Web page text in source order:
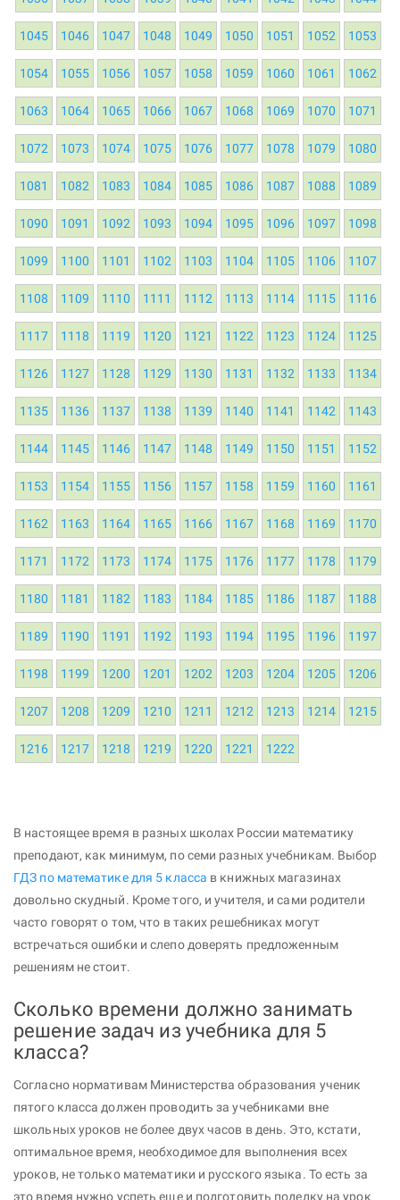
1045 1046 1047 1048 1049 1050 1051 1052 1053
1054 1055 1056 1057 1058 1059 1060 1061 1062
1063 1064 1065 1066 1067 1068 1069 1070 1071
1072 1073 1074 1075 1076 1077 1078 1079 1080
1081 1082 1083 1084 1085 1086 1087 1088 1089
1090 1091 1092 1093 1094 1095 1096 1097 1098
1099 1100 1101 1102 1103 1104 1105 1106 1107
1108 1109 1110 1111 1112 1113 1114 1115 1116
1117 1118 1119 1120 1121 1122 1123 1124 1125
1126 1127 1128 1129 1130 1131 1132 1133 1134
1135 1136 1137 1138 1139 1140 1141 1142 1143
1144 1145 1146 1147 1148 1149 1150 1151 1152
1153 1154 1155 1156 1157 1158 1159 1160 1161
1162 1163 1164 1165 1166 1167 1168 1169 1170
1171 1172 1173 1174 1175 1176 1177 1178 1179
1180 1181 1182 1183 1184 1185 1186 1187 1188
1189 1190 1191 1192 1193 1194 1195 1196 1197
1198 1199 1200 1201 1202 1203 1204 1205 1206
1207 1208 1209 1210 1211 1212 1213 1214 1215
1216 1217 1218 1219 1220 1221 1222
В настоящее время в разных школах России математику
преподают, как минимум, по семи разных учебникам. Выбор
ГДЗ по математике для 5 класса в книжных магазинах
довольно скудный. Кроме того, и учителя, и сами родители
часто говорят о том, что в таких решебниках могут
встречаться ошибки и слепо доверять предложенным
решениям не стоит.
Сколько времени должно занимать
решение задач из учебника для 5
класса?
Согласно нормативам Министерства образования ученик
пятого класса должен проводить за учебниками вне
школьных уроков не более двух часов в день. Это, кстати,
оптимальное время, необходимое для выполнения всех
уроков, не только математики и русского языка. То есть за
это время нужно успеть еще и подготовить поделку на урок